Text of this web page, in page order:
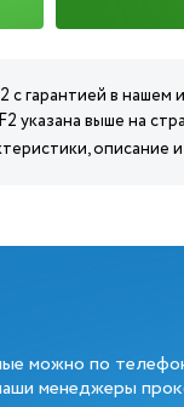
гарантией в нашем
указана выше на
описание
можно по
менеджеры